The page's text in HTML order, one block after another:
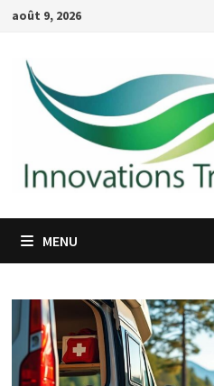
Passer
contenu
août 9, 2026
MENU